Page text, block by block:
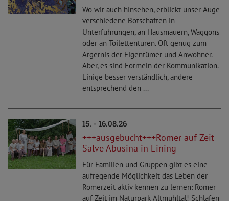
Wo wir auch hinsehen, erblickt unser Auge
verschiedene Botschaften in
Unterführungen, an Hausmauern, Waggons
oder an Toilettentüren. Oft genug zum
Ärgernis der Eigentümer und Anwohner.
Aber, es sind Formeln der Kommunikation.
Einige besser verständlich, andere
entsprechend den ...
15. - 16.08.26
+++ausgebucht+++Römer auf Zeit -
Salve Abusina in Eining
Für Familien und Gruppen gibt es eine
aufregende Möglichkeit das Leben der
Römerzeit aktiv kennen zu lernen: Römer
auf Zeit im Naturpark Altmühltal! Schlafen